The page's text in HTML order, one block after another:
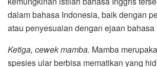
dalam bahasa Indonesia, baik dengan
atau penyesuaian dengan ejaan bahasa
Ketiga, cewek mamba. Mamba
spesies ular berbisa mematikan yang